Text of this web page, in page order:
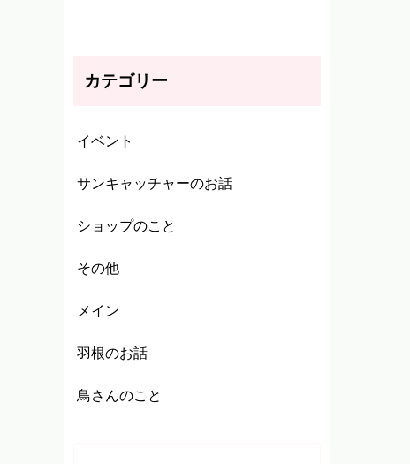
カテゴリー
イベント
サンキャッチャーのお話
ショップのこと
その他
メイン
羽根のお話
鳥さんのこと